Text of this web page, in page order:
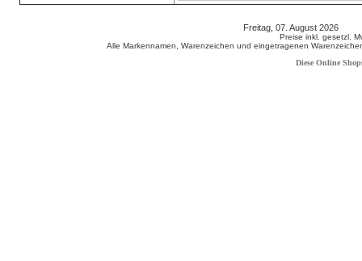
Freitag, 07. August 2026
Preise inkl. gesetzl.
Alle Markennamen, Warenzeichen und eingetragenen
Diese Online